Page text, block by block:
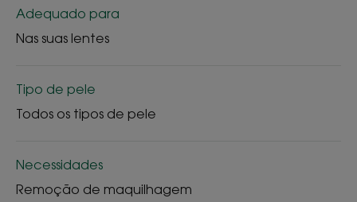
Adequado para
Nas suas lentes
Tipo de pele
Todos os tipos de pele
Necessidades
Remoção de maquilhagem